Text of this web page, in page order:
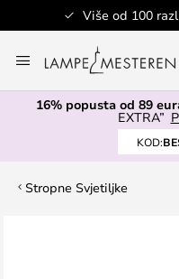
Više od 100
to
Content
16% popusta od 89
EXTRA”
KOD:
Stropne Svjetiljke